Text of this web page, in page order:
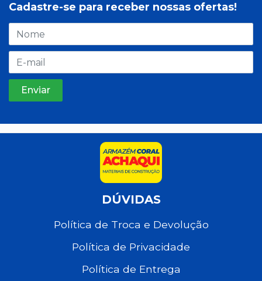
Cadastre-se para receber nossas ofertas!
DÚVIDAS
Política de Troca e Devolução
Política de Privacidade
Política de Entrega